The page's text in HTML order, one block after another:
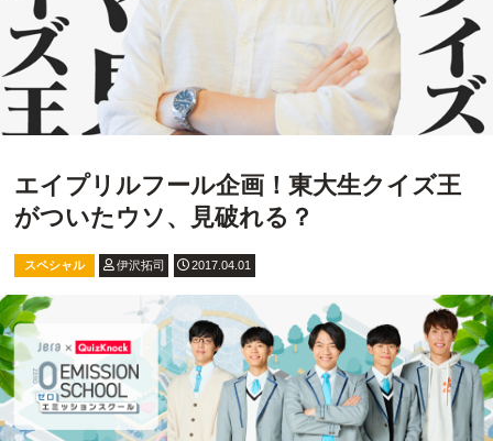
エイプリルフール企画！東大生クイズ王
がついたウソ、見破れる？
スペシャル 伊沢拓司 2017.04.01